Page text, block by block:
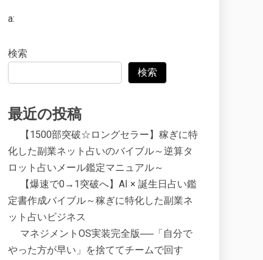
a:
検索
検索
最近の投稿
【1500部突破☆ロングセラー】稼ぎに特
化した副業ネット占いのバイブル～逆算タ
ロット占いメール鑑定マニュアル～
【爆速で0→1突破へ】AI × 誕生日占い鑑
定書作成バイブル～稼ぎに特化した副業ネ
ット占いビジネス
マネジメントOS実装完全版──「自分で
やった方が早い」を捨ててチームで回す